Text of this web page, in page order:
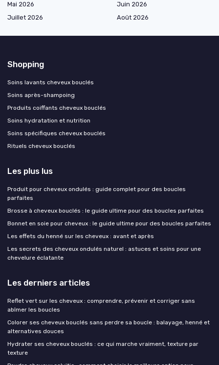
Mai 2026
Juin 2026
Juillet 2026
Août 2026
Shopping
Soins lavants cheveux bouclés
Soins après-shampoing
Produits coiffants cheveux bouclés
Soins hydratation et nutrition
Soins spécifiques cheveux bouclés
Rituels cheveux bouclés
Les plus lus
Produit pour cheveux ondulés : guide complet pour des boucles
parfaites
Brosse à cheveux bouclés : le guide ultime pour des boucles parfaites
Bonnet en soie pour cheveux : le guide ultime pour des boucles parfaites
Les effets du henné sur les cheveux : avant et après
Les secrets des cheveux ondulés naturel : astuces et soins pour une
chevelure éclatante
Les derniers articles
Reflet vert sur les cheveux : comprendre, prévenir et corriger sans
abîmer les boucles
Colorer ses cheveux bouclés sans perdre sa boucle : balayage, henné et
alternatives douces
Hydrater ses cheveux bouclés : ce qui marche vraiment, texture par
texture